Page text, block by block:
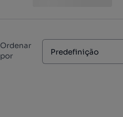
Ordenar
por
Predefinição